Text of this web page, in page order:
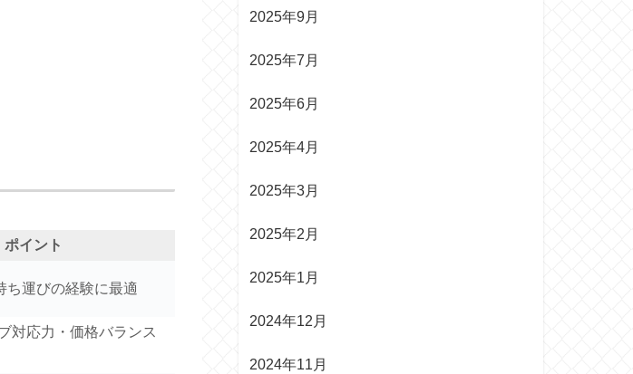
ポイント
ち運びの経験に最適
対応力・価格バランス
2025年9月
2025年7月
2025年6月
2025年4月
2025年3月
2025年2月
2025年1月
2024年12月
2024年11月